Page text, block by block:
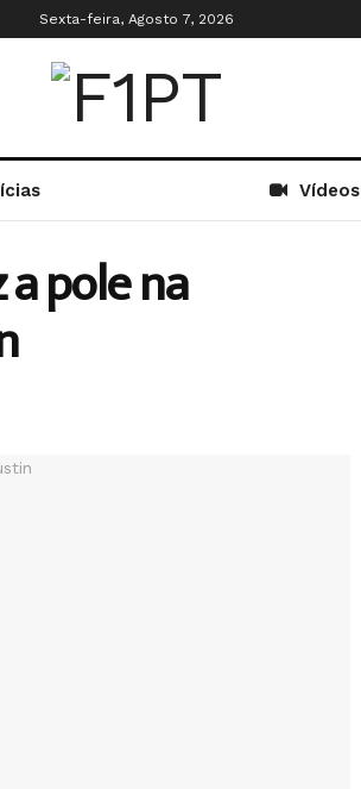
Sexta-feira, Agosto 7, 2026
Vídeos
pole na